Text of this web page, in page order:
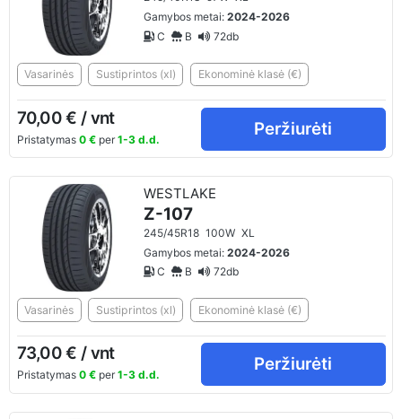
Gamybos metai:2024-2026
C
B 72db
Vasarinės Sustiprintos (xl) Ekonominė klasė (€)
70,00 € / vnt
Pristatymas 0 €per 1-3 d.d.
Peržiurėti
WESTLAKE
Z-107
245/45R18 100W XL
Gamybos metai:2024-2026
C
B 72db
Vasarinės Sustiprintos (xl) Ekonominė klasė (€)
73,00 € / vnt
Pristatymas 0 €per 1-3 d.d.
Peržiurėti